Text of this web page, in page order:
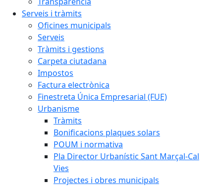
Serveis i tràmits
Oficines municipals
Serveis
Tràmits i gestions
Carpeta ciutadana
Impostos
Factura electrònica
Finestreta Única Empresarial (FUE)
Urbanisme
Tràmits
Bonificacions plaques solars
POUM i normativa
Pla Director Urbanístic Sant Marçal-Cal
Vies
Projectes i obres municipals